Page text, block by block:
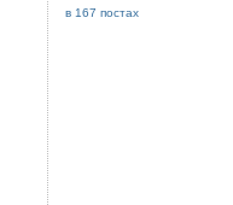
в 167 постах